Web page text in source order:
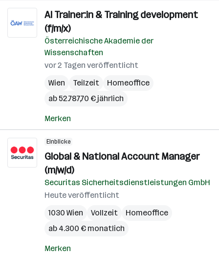
AI Trainer:in & Training development
(f/m/x)
Österreichische Akademie der
Wissenschaften
vor 2 Tagen veröffentlicht
Wien
Teilzeit
Homeoffice
ab 52.787,70 € jährlich
Merken
Einblicke
Global & National Account Manager
(m/w/d)
Securitas Sicherheitsdienstleistungen GmbH
Heute veröffentlicht
1030 Wien
Vollzeit
Homeoffice
ab 4.300 € monatlich
Merken